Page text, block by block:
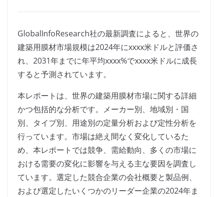
GlobalInfoResearch社の最新調査によると、世界の
建築用膜材市場規模は2024年にxxxx米ドルと評価さ
れ、2031年までに年平均xxxx%でxxxx米ドルに成長
すると予測されています。
本レポートは、世界の建築用膜材市場に関する詳細
かつ包括的な分析です。メーカー別、地域別・国
別、タイプ別、用途別の定量分析および定性分析を
行っています。市場は絶え間なく変化しているた
め、本レポートでは競争、需給動向、多くの市場に
おける需要の変化に影響を与える主な要因を調査し
ています。選定した競合企業の会社概要と製品例、
および選定したいくつかのリーダー企業の2024年ま